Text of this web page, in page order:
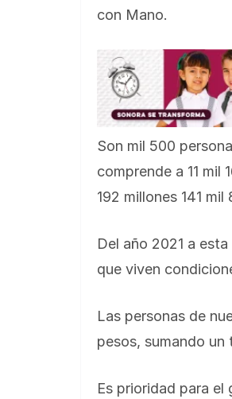
con Mano.
Son mil 500
comprende a 11
192 millones 141 mil
Del año 2021 a
que viven
Las personas de
pesos, sumando
Es prioridad para